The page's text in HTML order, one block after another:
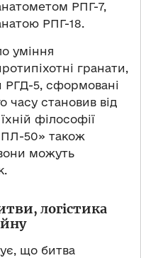
РПГ-7,
РПГ-18.
уміння
гранати,
РГД-5, сформовані
часу становив від
філософії
50» також
можуть
логістика
що битва